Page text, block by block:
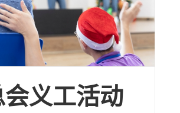
义工活动